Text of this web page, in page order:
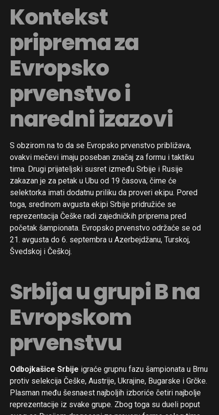
Kontekst
priprema za
Evropsko
prvenstvo i
naredni izazovi
S obzirom na to da se Evropsko prvenstvo približava,
ovakvi mečevi imaju poseban značaj za formu i taktiku
tima. Drugi prijateljski susret između Srbije i Rusije
zakazan je za petak u Ubu od 19 časova, čime će
selektorka imati dodatnu priliku da proveri ekipu. Pored
toga, sredinom avgusta ekipi Srbije pridružiće se
reprezentacija Češke radi zajedničkih priprema pred
početak šampionata. Evropsko prvenstvo održaće se od
21. avgusta do 6. septembra u Azerbejdžanu, Turskoj,
Švedskoj i Češkoj.
Srbija u grupi B na
Evropskom
prvenstvu
Odbojkašice Srbije igraće grupnu fazu šampionata u Brnu
protiv selekcija Češke, Austrije, Ukrajine, Bugarske i Grčke.
Plasman među šesnaest najboljih izboriće četiri najbolje
reprezentacije iz svake grupe. Zbog toga su dueli poput
Flipboard
Email